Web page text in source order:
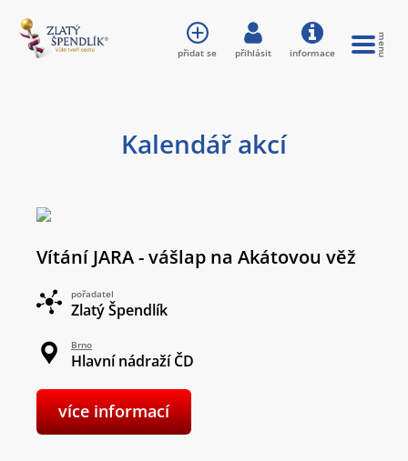
Kalendář akcí
Vítání JARA - vášlap na Akátovou věž
pořadatel
Zlatý Špendlík
Brno
Hlavní nádraží ČD
více informací
přidat se přihlásit informace